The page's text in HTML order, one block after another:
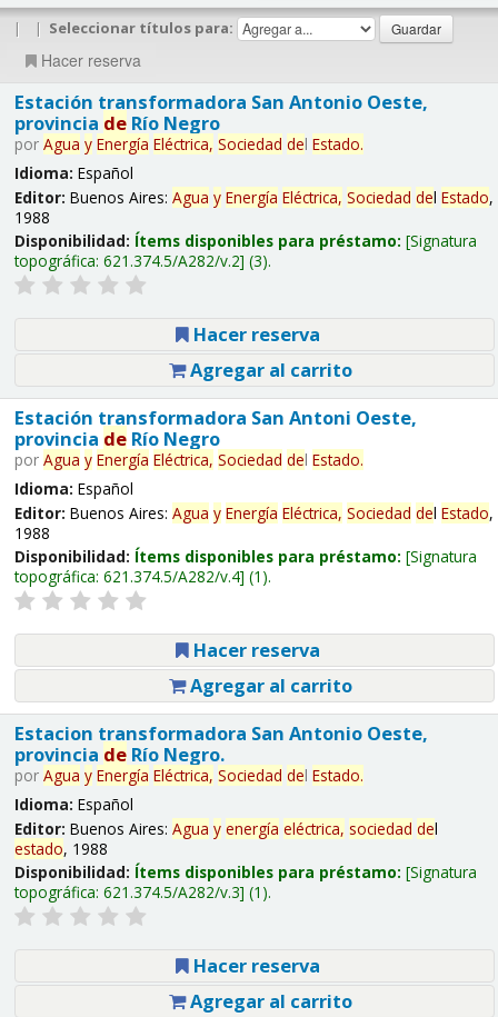
| | Seleccionar títulos para:
Hacer reserva
Estación transformadora San Antonio Oeste,
provincia deRío Negro
por Agua y Energía Eléctrica, Sociedad del Estado.
Idioma: Español
Editor: Buenos Aires: Agua y Energía Eléctrica, Sociedad del Estado,
1988
Disponibilidad: Ítems disponibles para préstamo: Signatura
topográfica: 621.374.5/A282/v.2 (3).
Hacer reserva
Agregar al carrito
Estación transformadora San Antoni Oeste,
provincia deRío Negro
por Agua y Energía Eléctrica, Sociedad del Estado.
Idioma: Español
Editor: Buenos Aires: Agua y Energía Eléctrica, Sociedad del Estado,
1988
Disponibilidad: Ítems disponibles para préstamo: Signatura
topográfica: 621.374.5/A282/v.4 (1).
Hacer reserva
Agregar al carrito
Estacion transformadora San Antonio Oeste,
provincia deRío Negro.
por Agua y Energía Eléctrica, Sociedad del Estado.
Idioma: Español
Editor: Buenos Aires: Agua y energía eléctrica, sociedad del
estado, 1988
Disponibilidad: Ítems disponibles para préstamo: Signatura
topográfica: 621.374.5/A282/v.3 (1).
Hacer reserva
Agregar al carrito